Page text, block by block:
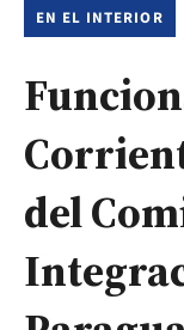
EN EL INTERIOR
del